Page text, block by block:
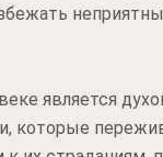
является